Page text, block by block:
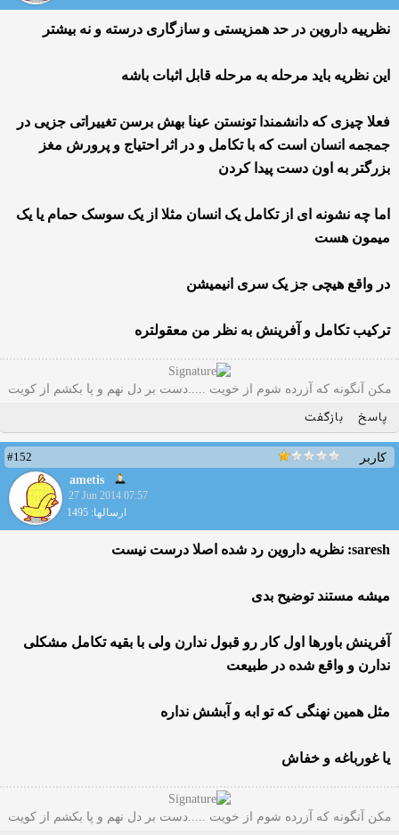
نظرییه داروین در حد همزیستی و سازگاری درسته و نه بیشتر
این نظریه باید مرحله به مرحله قابل اثبات باشه
فعلا چیزی که دانشمندا تونستن عینا بهش برسن تغییراتی جزیی در
جمجمه انسان است که با تکامل و در اثر احتیاج و پرورش مغز
بزرگتر به اون دست پیدا کردن
اما چه نشونه ای از تکامل یک انسان مثلا از یک سوسک حمام یا یک
میمون هست
در واقع هیچی جز یک سری انیمیشن
ترکیب تکامل و آفرینش به نظر من معقولتره
مکن آنگونه که آزرده شوم از خویت .....دست بر دل نهم و پا بکشم از کویت
پاسخ بازگفت
کاربر
#152
ametis
27 Jun 2014 07:57
ارسالها: 1495
saresh: نظریه داروین رد شده اصلا درست نیست
میشه مستند توضیح بدی
آفرینش باورها اول کار رو قبول ندارن ولی با بقیه تکامل مشکلی
ندارن و واقع شده در طبیعت
مثل همین نهنگی که تو ابه و آبشش نداره
یا غورباغه و خفاش
مکن آنگونه که آزرده شوم از خویت .....دست بر دل نهم و پا بکشم از کویت